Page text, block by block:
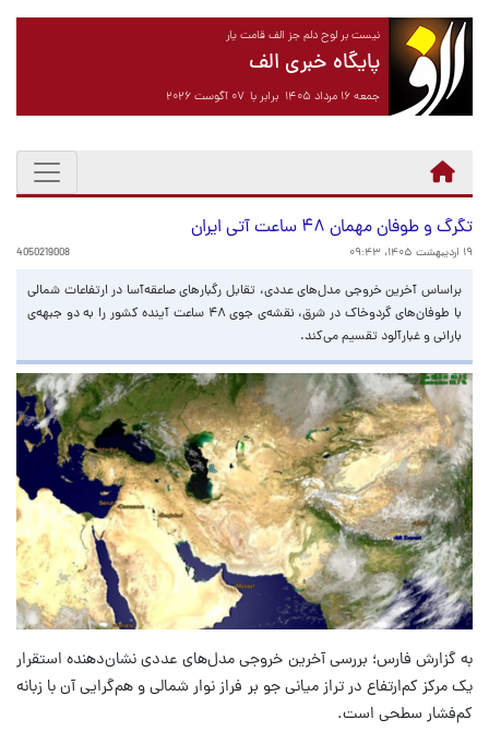
نیست بر لوح دلم جز الف قامت یار
پایگاه خبری الف
جمعه ۱۶ مرداد ۱۴۰۵ برابر با ۰۷ آگوست ۲۰۲۶
تگرگ و طوفان مهمان ۴۸ ساعت آتی ایران
۱۹ اردیبهشت ۱۴۰۵، ۰۹:۴۳ 4050219008
براساس آخرین خروجی مدل‌های عددی، تقابل رگبارهای صاعقه‌آسا در ارتفاعات شمالی
با طوفان‌های گردوخاک در شرق، نقشه‌ی جوی ۴۸ ساعت آینده کشور را به دو جبهه‌ی
بارانی و غبارآلود تقسیم می‌کند.
به گزارش فارس؛ بررسی آخرین خروجی مدل‌های عددی نشان‌دهنده استقرار
یک مرکز کم‌ارتفاع در تراز میانی جو بر فراز نوار شمالی و هم‌گرایی آن با زبانه
کم‌فشار سطحی است.